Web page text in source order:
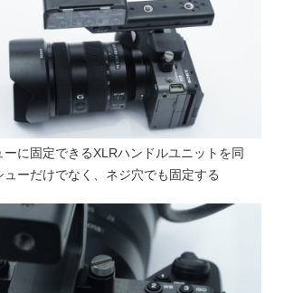
ーに固定できるXLRハンドルユニットを同
ーだけでなく、ネジ穴でも固定する